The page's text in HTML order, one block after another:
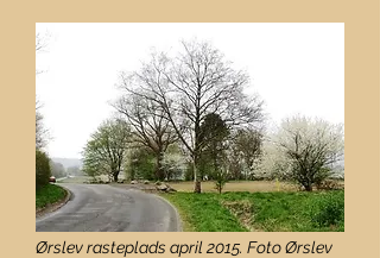
Ørslev rasteplads april 2015. Foto Ørslev